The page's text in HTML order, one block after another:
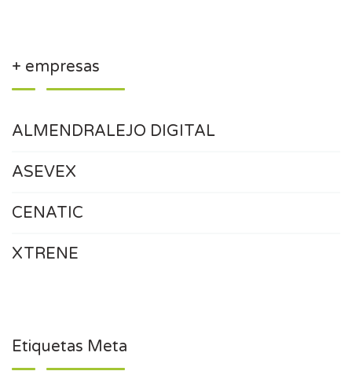
+ empresas
ALMENDRALEJO DIGITAL
ASEVEX
CENATIC
XTRENE
Etiquetas Meta